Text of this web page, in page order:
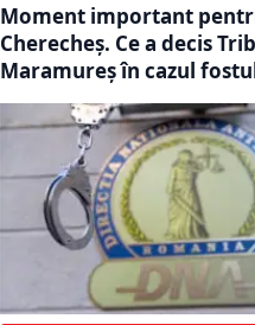
Moment important
Cherecheş. Ce a decis
Maramureş în cazul